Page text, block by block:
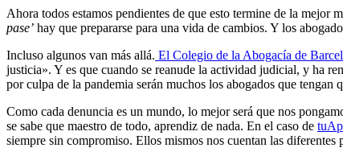
Ahora todos estamos pendientes de que esto termine de la mejor
pase’ hay que prepararse para una vida de cambios. Y los
Incluso algunos van más allá. El Colegio de la Abogacía de
justicia». Y es que cuando se reanude la actividad judicial, y ha
por culpa de la pandemia serán muchos los abogados que tengan
Como cada denuncia es un mundo, lo mejor será que nos
se sabe que maestro de todo, aprendiz de nada. En el caso de
siempre sin compromiso. Ellos mismos nos cuentan las